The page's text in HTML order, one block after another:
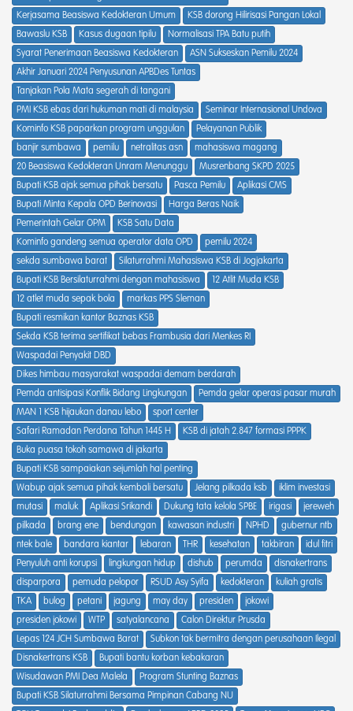
Kerjasama Beasiswa Kedokteran Umum
KSB dorong Hilirisasi Pangan Lokal
Bawaslu KSB
Kasus dugaan tipilu
Normalisasi TPA Batu putih
Syarat Penerimaan Beasiswa Kedokteran
ASN Sukseskan Pemilu 2024
Akhir Januari 2024 Penyusunan APBDes Tuntas
Tanjakan Pola Mata segerah di tangani
PMI KSB ebas dari hukuman mati di malaysia
Seminar Internasional Undova
Kominfo KSB paparkan program unggulan
Pelayanan Publik
banjir sumbawa
pemilu netralitas asn
mahasiswa magang
20 Beasiswa Kedokteran Unram Menunggu
Musrenbang SKPD 2025
Bupati KSB ajak semua pihak bersatu
Pasca Pemilu
Aplikasi CMS
Bupati Minta Kepala OPD Berinovasi
Harga Beras Naik
Pemerintah Gelar OPM
KSB Satu Data
Kominfo gandeng semua operator data OPD
pemilu 2024
sekda sumbawa barat
Silaturrahmi Mahasiswa KSB di Jogjakarta
Bupati KSB Bersilaturrahmi dengan mahasiswa
12 Atlit Muda KSB
12 atlet muda sepak bola
markas PPS Sleman
Bupati resmikan kantor Baznas KSB
Sekda KSB terima sertifikat bebas Frambusia dari Menkes RI
Waspadai Penyakit DBD
Dikes himbau masyarakat waspadai demam berdarah
Pemda antisipasi Konflik Bidang Lingkungan
Pemda gelar operasi pasar murah
MAN 1 KSB hijaukan danau lebo
sport center
Safari Ramadan Perdana Tahun 1445 H
KSB di jatah 2.847 formasi PPPK
Buka puasa tokoh samawa di jakarta
Bupati KSB sampaiakan sejumlah hal penting
Wabup ajak semua pihak kembali bersatu
Jelang pilkada ksb
iklim investasi
mutasi
maluk Aplikasi Srikandi Dukung tata kelola SPBE irigasi
jereweh
pilkada
brang ene bendungan kawasan industri NPHD
gubernur ntb
ntek bale
bandara kiantar lebaran THR kesehatan takbiran
idul fitri
Penyuluh anti korupsi
lingkungan hidup dishub perumda
disnakertrans
disparpora
pemuda pelopor RSUD Asy Syifa kedokteran
kuliah gratis
TKA
bulog petani jagung may day presiden
jokowi
presiden jokowi
WTP satyalancana
Calon Direktur Prusda
Lepas 124 JCH Sumbawa Barat
Subkon tak bermitra dengan perusahaan Ilegal
Disnakertrans KSB
Bupati bantu korban kebakaran
Wisudawan PMI Dea Malela
Program Stunting Baznas
Bupati KSB Silaturrahmi Bersama Pimpinan Cabang NU